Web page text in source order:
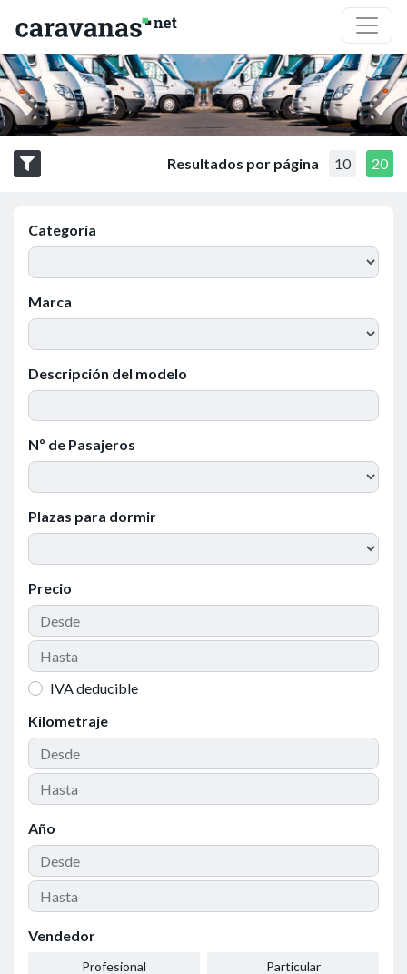
Resultados por página 10 20
Categoría
Marca
Descripción del modelo
Nº de Pasajeros
Plazas para dormir
Precio
IVA deducible
Kilometraje
Año
Vendedor
Profesional Particular